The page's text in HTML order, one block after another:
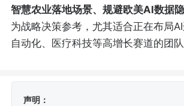
智慧农业落地场景、规避欧美AI数据
为战略决策参考，尤其适合正在布局
自动化、医疗科技等高增长赛道的团队
声明：